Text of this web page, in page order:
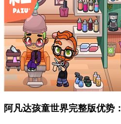
阿凡达孩童世界完整版优势：